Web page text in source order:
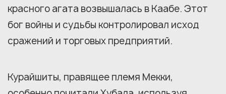
красного агата возвышалась в Каабе. Этот
бог войны и судьбы контролировал исход
сражений и торговых предприятий.
Курайшиты, правящее племя Мекки,